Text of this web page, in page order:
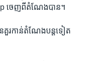
ចេញពី​តំណែង​បាន។
គួរ​កាន់​តំណែង​បន្ត​ទៀត​